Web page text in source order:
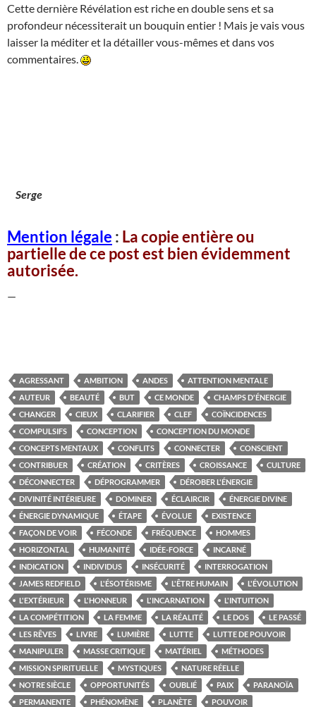
Cette dernière Révélation est riche en double sens et sa
profondeur nécessiterait un bouquin entier ! Mais je vais vous
laisser la méditer et la détailler vous-mêmes et dans vos
commentaires.
Serge
Mention légale : La copie entière ou
partielle de ce post est bien évidemment
autorisée.
—
AGRESSANT AMBITION ANDES
ATTENTION MENTALE
AUTEUR
BEAUTÉ BUT CE MONDE
CHAMPS D'ÉNERGIE
CHANGER
CIEUX CLARIFIER CLEF
COÏNCIDENCES
COMPULSIFS
CONCEPTION
CONCEPTION DU MONDE
CONCEPTS MENTAUX
CONFLITS CONNECTER
CONSCIENT
CONTRIBUER
CRÉATION CRITÈRES CROISSANCE
CULTURE
DÉCONNECTER
DÉPROGRAMMER
DÉROBER L'ÉNERGIE
DIVINITÉ INTÉRIEURE
DOMINER ÉCLAIRCIR
ÉNERGIE DIVINE
ÉNERGIE DYNAMIQUE
ÉTAPE ÉVOLUE
EXISTENCE
FAÇON DE VOIR
FÉCONDE FRÉQUENCE
HOMMES
HORIZONTAL
HUMANITÉ IDÉE-FORCE
INCARNÉ
INDICATION
INDIVIDUS INSÉCURITÉ
INTERROGATION
JAMES REDFIELD
L'ÉSOTÉRISME L'ÊTRE HUMAIN
L'ÉVOLUTION
L'EXTÉRIEUR
L'HONNEUR L'INCARNATION
L'INTUITION
LA COMPÉTITION
LA FEMME LA RÉALITÉ LE DOS
LE PASSÉ
LES RÊVES
LIVRE LUMIÈRE LUTTE
LUTTE DE POUVOIR
MANIPULER
MASSE CRITIQUE MATÉRIEL
MÉTHODES
MISSION SPIRITUELLE
MYSTIQUES
NATURE RÉELLE
NOTRE SIÈCLE
OPPORTUNITÉS OUBLIÉ PAIX
PARANOÏA
PERMANENTE
PHÉNOMÈNE PLANÈTE
POUVOIR